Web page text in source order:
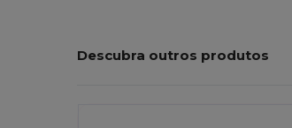
Descubra outros produtos
Personalize-